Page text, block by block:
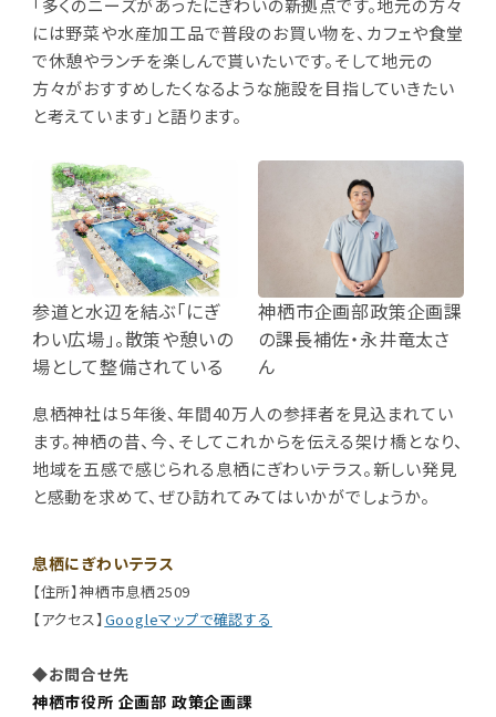
には野菜や水産加工品で普段のお買い物を、カフェや食堂
で休憩やランチを楽しんで貰いたいです。そして地元の
方々がおすすめしたくなるような施設を目指していきたい
と考えています」と語ります。
参道と水辺を結ぶ「にぎ
わい広場」。散策や憩いの
場として整備されている
神栖市企画部政策企画課
の課長補佐・永井竜太さ
ん
息栖神社は５年後、年間40万人の参拝者を見込まれてい
ます。神栖の昔、今、そしてこれからを伝える架け橋となり、
地域を五感で感じられる息栖にぎわいテラス。新しい発見
と感動を求めて、ぜひ訪れてみてはいかがでしょうか。
息栖にぎわいテラス
【住所】神栖市息栖2509
【アクセス】Googleマップで確認する
◆お問合せ先
神栖市役所 企画部 政策企画課